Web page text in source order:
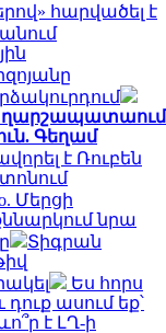
հարվածել է
Գեղամ
է Ռուբեն
Մերցի
նրա
Տիգրան
Ես հորս
ասում եք՝
է ԼՂ-ի